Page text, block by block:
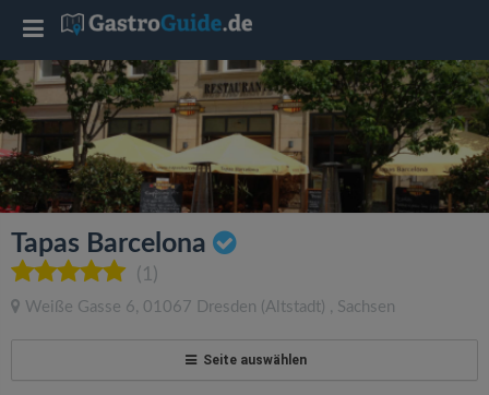
Tapas Barcelona
(1)
Weiße Gasse 6, 01067 Dresden (Altstadt) , Sachsen
Seite auswählen
T
o
g
l
e